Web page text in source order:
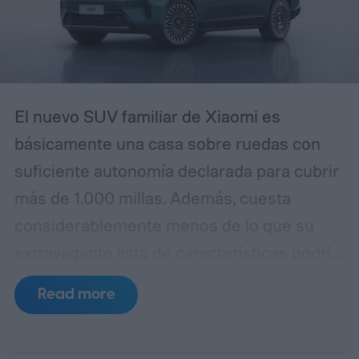
diferencia es que esta campaña se ha
pulido lo suficiente como para que incluso
confundirla con la realidad.
El nuevo SUV familiar de Xiaomi es
básicamente una casa sobre ruedas con
suficiente autonomía declarada para cubrir
más de 1.000 millas. Además, cuesta
sugerir. La empresa ha lanzado
oficialmente el SkyNomad N90 Max en
Read more